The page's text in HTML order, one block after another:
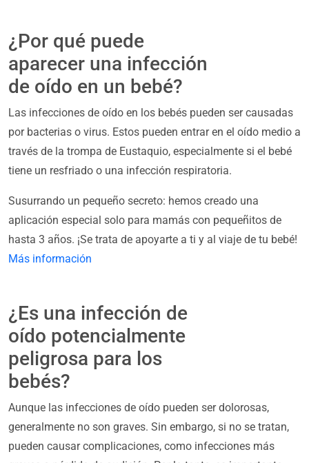
¿Por qué puede
aparecer una infección
de oído en un bebé?
Las infecciones de oído en los bebés pueden ser causadas
por bacterias o virus. Estos pueden entrar en el oído medio a
través de la trompa de Eustaquio, especialmente si el bebé
tiene un resfriado o una infección respiratoria.
Susurrando un pequeño secreto: hemos creado una
aplicación especial solo para mamás con pequeñitos de
hasta 3 años. ¡Se trata de apoyarte a ti y al viaje de tu bebé!
Más información
¿Es una infección de
oído potencialmente
peligrosa para los
bebés?
Aunque las infecciones de oído pueden ser dolorosas,
generalmente no son graves. Sin embargo, si no se tratan,
pueden causar complicaciones, como infecciones más